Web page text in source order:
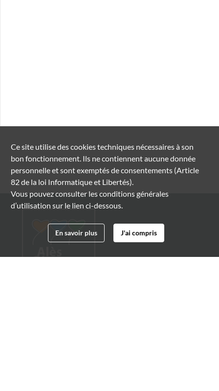
Ce site utilise descookiestechniques nécessaires à son
bon fonctionnement. Ils ne contiennent aucune donnée
personnelle et sont exemptés de consentements (Article
82 de la loi Informatique et Libertés).
Vous pouvez consulter les conditions générales
d’utilisation sur le lien ci-dessous.
En savoir plus J'ai compris